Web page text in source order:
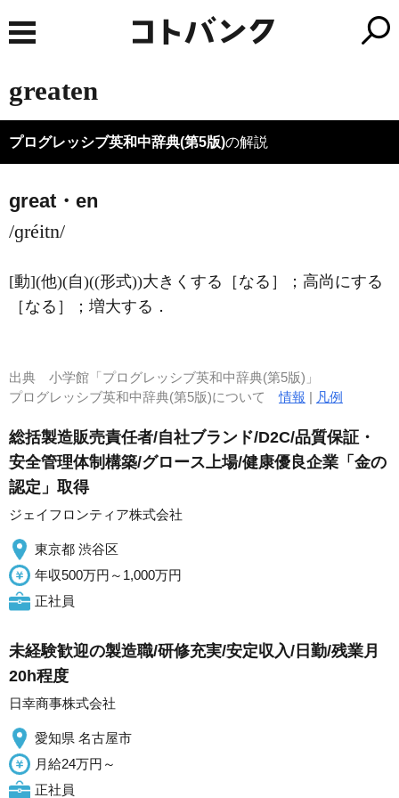
greaten
プログレッシブ英和中辞典(第5版)の解説
great・en
/ɡréitn/
[動](他)(自)((形式))大きくする［なる］；高尚にする
［なる］；増大する ．
出典 小学館「プログレッシブ英和中辞典(第5版)」
プログレッシブ英和中辞典(第5版)について情報 | 凡例
総括製造販売責任者/自社ブランド/D2C/品質保証・
安全管理体制構築/グロース上場/健康優良企業「金の
認定」取得
ジェイフロンティア株式会社
東京都 渋谷区
年収500万円～1,000万円
正社員
未経験歓迎の製造職/研修充実/安定収入/日勤/残業月
20h程度
日幸商事株式会社
愛知県 名古屋市
月給24万円～
正社員